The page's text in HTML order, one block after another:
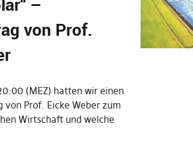
von Prof.
(MEZ) hatten wir einen
von Prof. Eicke Weber zum
Wirtschaft und welche